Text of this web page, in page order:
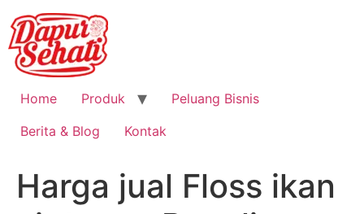
Home Produk
Peluang Bisnis
Berita & Blog
Kontak
Harga jual Floss ikan